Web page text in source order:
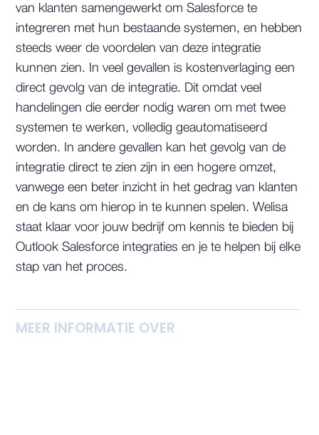
van klanten samengewerkt om Salesforce te
integreren met hun bestaande systemen, en hebben
steeds weer de voordelen van deze integratie
kunnen zien. In veel gevallen is kostenverlaging een
direct gevolg van de integratie. Dit omdat veel
handelingen die eerder nodig waren om met twee
systemen te werken, volledig geautomatiseerd
worden. In andere gevallen kan het gevolg van de
integratie direct te zien zijn in een hogere omzet,
vanwege een beter inzicht in het gedrag van klanten
en de kans om hierop in te kunnen spelen. Welisa
staat klaar voor jouw bedrijf om kennis te bieden bij
Outlook Salesforce integraties en je te helpen bij elke
stap van het proces.
MEER INFORMATIE OVER